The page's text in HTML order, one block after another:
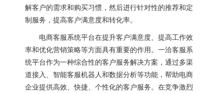
解客户的需求和购买习惯，然后进行针对性的推荐和定
制服务，提高客户满意度和转化率。
电商客服系统平台在提升客户满意度、提高工作效
率和优化营销策略等方面具有重要的作用。一洽客服系
统平台作为一种综合性的客户服务解决方案，通过多渠
道接入、智能客服机器人和数据分析等功能，帮助电商
企业提供高效、快捷、个性化的客户服务。在竞争激烈